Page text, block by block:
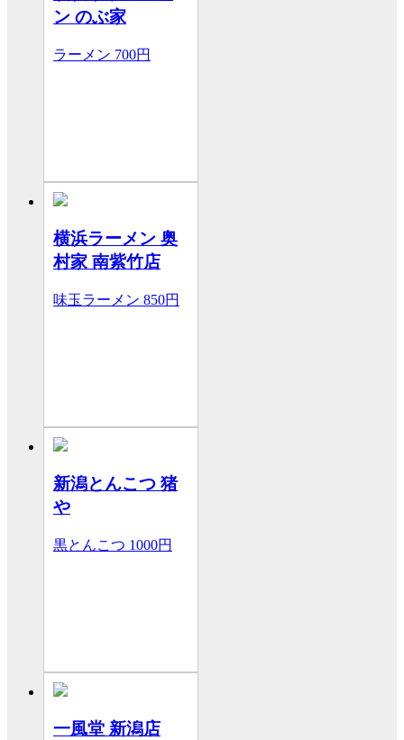
ン のぶ家
ラーメン 700円
横浜ラーメン 奥
村家 南紫竹店
味玉ラーメン 850円
新潟とんこつ 猪
や
黒とんこつ 1000円
一風堂 新潟店